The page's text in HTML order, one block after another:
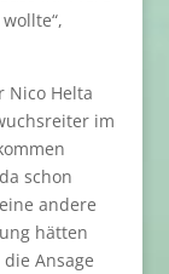
Nico Helta
im
schon
andere
hätten
Ansage